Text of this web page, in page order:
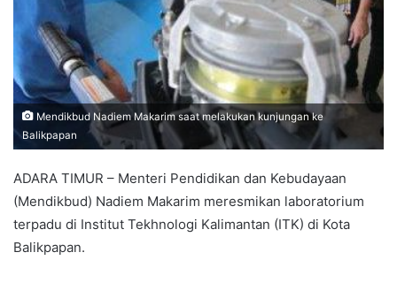
Mendikbud Nadiem Makarim saat melakukan kunjungan ke
Balikpapan
ADARA TIMUR – Menteri Pendidikan dan Kebudayaan
(Mendikbud) Nadiem Makarim meresmikan laboratorium
terpadu di Institut Tekhnologi Kalimantan (ITK) di Kota
Balikpapan.